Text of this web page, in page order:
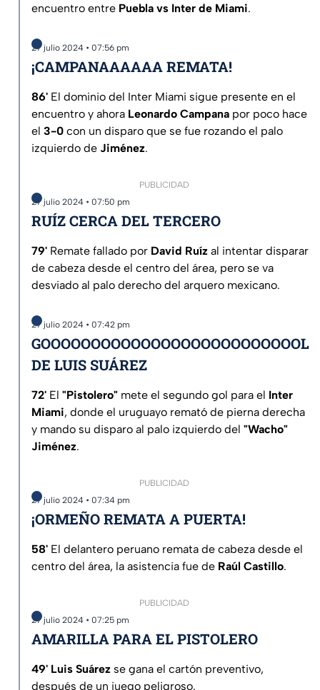
encuentro entre Puebla vs Inter de Miami.
27 julio 2024 • 07:56 pm
¡CAMPANAAAAAA REMATA!
86' El dominio del Inter Miami sigue presente en el
encuentro y ahora Leonardo Campana por poco hace
el 3-0 con un disparo que se fue rozando el palo
izquierdo de Jiménez.
PUBLICIDAD
27 julio 2024 • 07:50 pm
RUÍZ CERCA DEL TERCERO
79' Remate fallado por David Ruíz al intentar disparar
de cabeza desde el centro del área, pero se va
desviado al palo derecho del arquero mexicano.
27 julio 2024 • 07:42 pm
GOOOOOOOOOOOOOOOOOOOOOOOOOOL
DE LUIS SUÁREZ
72' El "Pistolero" mete el segundo gol para el Inter
Miami, donde el uruguayo remató de pierna derecha
y mando su disparo al palo izquierdo del "Wacho"
Jiménez.
PUBLICIDAD
27 julio 2024 • 07:34 pm
¡ORMEÑO REMATA A PUERTA!
58' El delantero peruano remata de cabeza desde el
centro del área, la asistencia fue de Raúl Castillo.
PUBLICIDAD
27 julio 2024 • 07:25 pm
AMARILLA PARA EL PISTOLERO
49' Luis Suárez se gana el cartón preventivo,
después de un juego peligroso.